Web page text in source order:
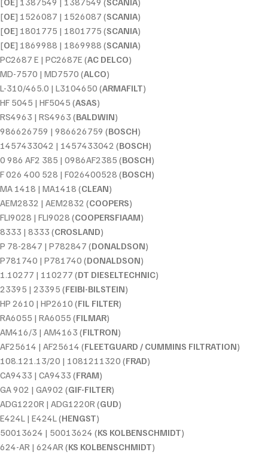
[OE] 1526087 | 1526087 (SCANIA)
[OE] 1801775 | 1801775 (SCANIA)
[OE] 1869988 | 1869988 (SCANIA)
PC2687 E | PC2687E (AC DELCO)
MD-7570 | MD7570 (ALCO)
L-310/465.0 | L3104650 (ARMAFILT)
HF 5045 | HF5045 (ASAS)
RS4963 | RS4963 (BALDWIN)
986626759 | 986626759 (BOSCH)
1457433042 | 1457433042 (BOSCH)
0 986 AF2 385 | 0986AF2385 (BOSCH)
F 026 400 528 | F026400528 (BOSCH)
MA 1418 | MA1418 (CLEAN)
AEM2832 | AEM2832 (COOPERS)
FLI9028 | FLI9028 (COOPERSFIAAM)
8333 | 8333 (CROSLAND)
P 78-2847 | P782847 (DONALDSON)
P781740 | P781740 (DONALDSON)
1.10277 | 110277 (DT DIESELTECHNIC)
23395 | 23395 (FEIBI-BILSTEIN)
HP 2610 | HP2610 (FIL FILTER)
RA6055 | RA6055 (FILMAR)
AM416/3 | AM4163 (FILTRON)
AF25614 | AF25614 (FLEETGUARD / CUMMINS FILTRATION)
108.121.13/20 | 1081211320 (FRAD)
CA9433 | CA9433 (FRAM)
GA 902 | GA902 (GIF-FILTER)
ADG1220R | ADG1220R (GUD)
E424L | E424L (HENGST)
50013624 | 50013624 (KS KOLBENSCHMIDT)
624-AR | 624AR (KS KOLBENSCHMIDT)